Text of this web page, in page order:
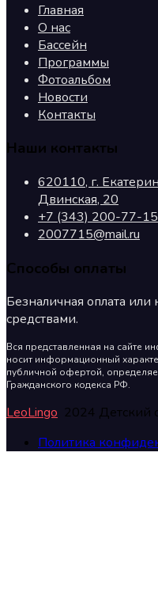
Главная
О нас
Бассейн
Программы
Фотоальбом
Новости
Контакты
Наши контакты
620110, г.
Двинская, 20
+7 (343) 200-77-15
2007715@mail.ru
Способы оплаты
Безналичная оплата
средствами.
Вся представленная на сайте
носит информационный
публичной офертой,
Гражданского кодекса РФ.
LeoLingo 2024 Детский
Политика